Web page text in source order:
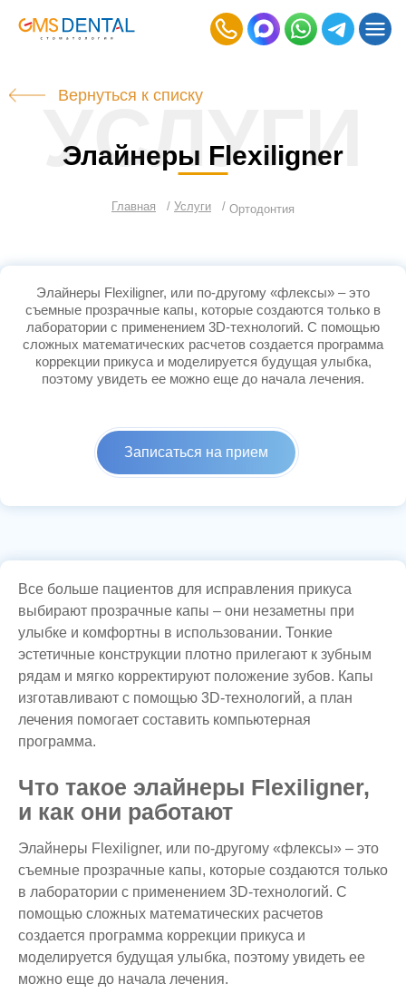
Вернуться к списку
Элайнеры Flexiligner
УСЛУГИ
Главная Услуги Ортодонтия
Элайнеры Flexiligner, или по-другому «флексы» – это
съемные прозрачные капы, которые создаются только в
лаборатории с применением 3D-технологий. С помощью
сложных математических расчетов создается программа
коррекции прикуса и моделируется будущая улыбка,
поэтому увидеть ее можно еще до начала лечения.
Записаться на прием
Все больше пациентов для исправления прикуса
выбирают прозрачные капы – они незаметны при
улыбке и комфортны в использовании. Тонкие
эстетичные конструкции плотно прилегают к зубным
рядам и мягко корректируют положение зубов. Капы
изготавливают с помощью 3D-технологий, а план
лечения помогает составить компьютерная
программа.
Что такое элайнеры Flexiligner,
и как они работают
Элайнеры Flexiligner, или по-другому «флексы» – это
съемные прозрачные капы, которые создаются только
в лаборатории с применением 3D-технологий. С
помощью сложных математических расчетов
создается программа коррекции прикуса и
моделируется будущая улыбка, поэтому увидеть ее
можно еще до начала лечения.